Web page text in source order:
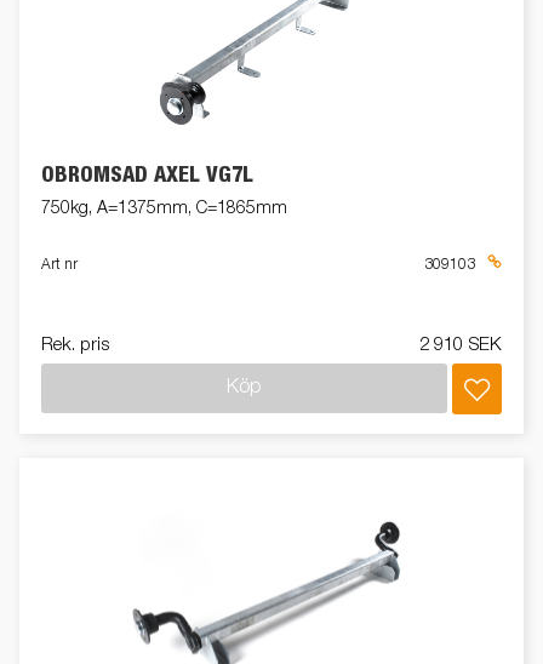
OBROMSAD AXEL VG7L
750kg, A=1375mm, C=1865mm
Art nr 309103
Rek. pris 2 910 SEK
Köp